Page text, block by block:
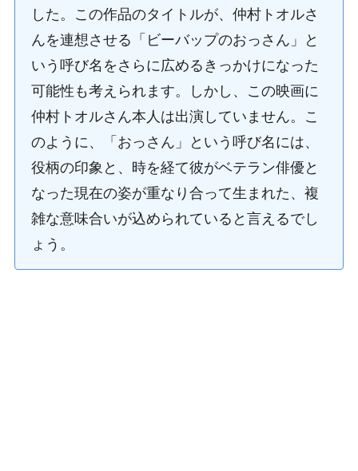
した。この作品のタイトルが、仲村トオルさ
んを連想させる「ビーバップのおっさん」と
いう呼び名をさらに広めるきっかけになった
可能性も考えられます。しかし、この映画に
仲村トオルさん本人は出演していません。こ
のように、「おっさん」という呼び名には、
役柄の印象と、時を経て彼がベテラン俳優と
なった現在の姿が重なり合って生まれた、複
雑な意味合いが込められていると言えるでし
ょう。